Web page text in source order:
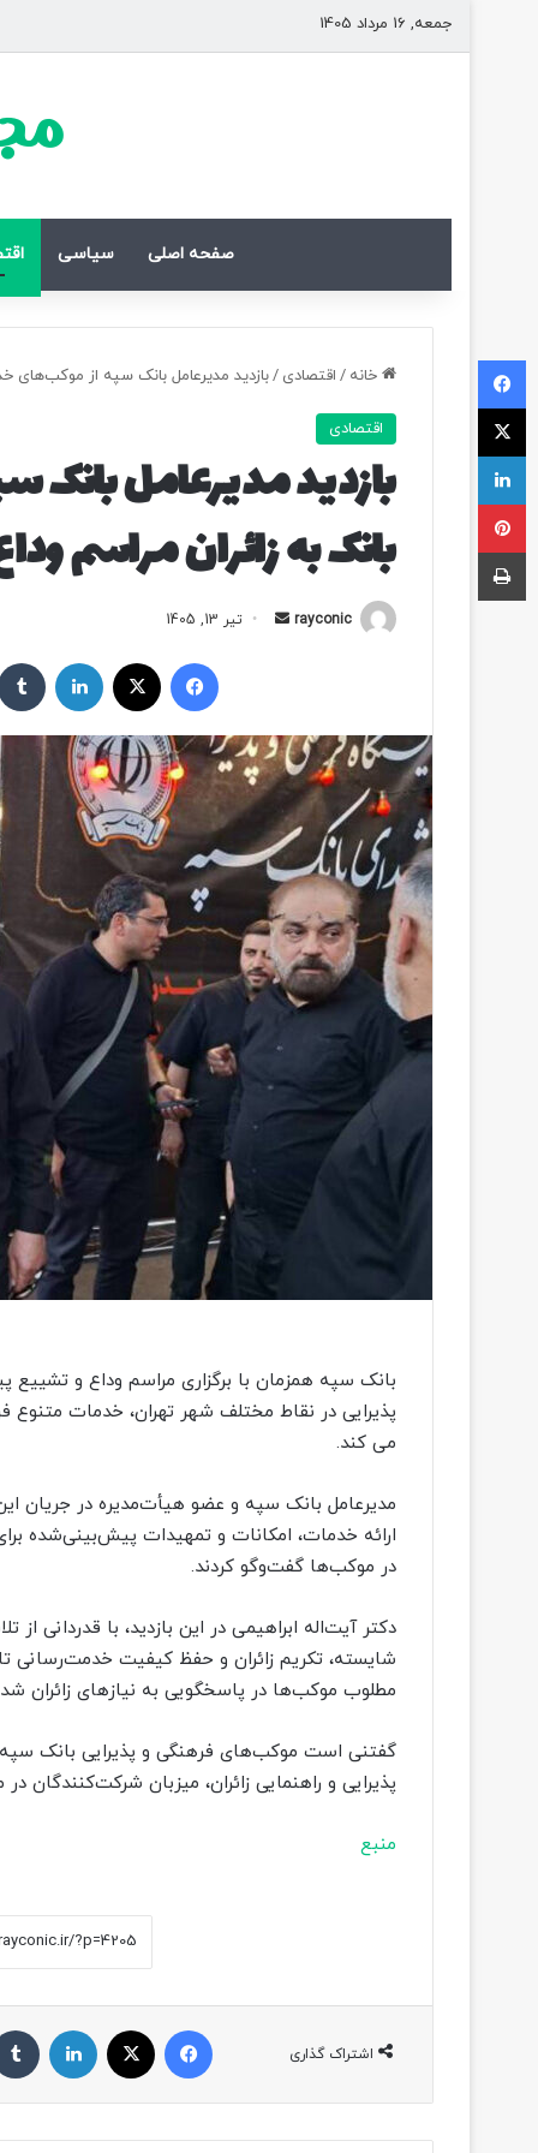
جمعه, 16 مرداد 1405
صفحه اصلی سیاسی
خانه / اقتصادی /بازدید مدیرعامل بانک سپه از موکب‌های
اقتصادی
بازدید مدیرعامل
بانک به زائران مراسم
rayconic
ل
ب
ه
ی
م
ی
ل
تیر 13, 1405
ایکس
پذیرایی در نقاط مختلف شهر تهران، خدمات متنوع
می کند.
مدیرعامل بانک سپه و عضو هیأت‌مدیره در جریان
ارائه خدمات، امکانات و تمهیدات پیش‌بینی‌شده برای
در موکب‌ها گفت‌وگو کردند.
دکتر آیت‌اله ابراهیمی در این بازدید، با قدردانی
شایسته، تکریم زائران و حفظ کیفیت خدمت‌رسانی
مطلوب موکب‌ها در پاسخگویی به نیازهای زائران شد
گفتنی است موکب‌های فرهنگی و پذیرایی بانک سپه،
پذیرایی و راهنمایی زائران، میزبان
منبع
اشتراک گذاری
ایکس